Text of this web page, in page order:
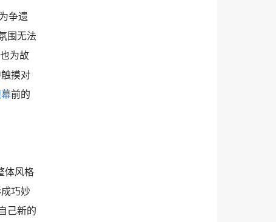
争遗
围无法
为故
摸对
前的
体风格
巧妙
己新的